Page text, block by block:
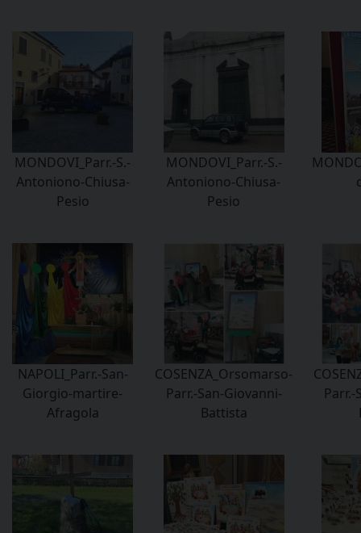
MONDOVI_Parr.-S.-
Antoniono-Chiusa-
Pesio
MONDOVI_Parr.-S.-
Antoniono-Chiusa-
Pesio
NAPOLI_Parr.-San-
Giorgio-martire-
Afragola
COSENZA_Orsomarso-
Parr.-San-Giovanni-
Battista